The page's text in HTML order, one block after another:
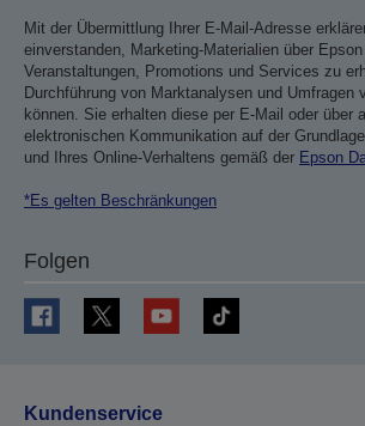
Mit der Übermittlung Ihrer E-Mail-Adresse
einverstanden, Marketing-Materialien über
Veranstaltungen, Promotions und Services zu
Durchführung von Marktanalysen und Umfragen
können. Sie erhalten diese per E-Mail oder über
elektronischen Kommunikation auf der
und Ihres Online-Verhaltens gemäß der Epson
*Es gelten Beschränkungen
Folgen
Kundenservice